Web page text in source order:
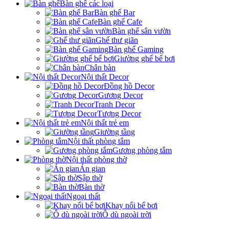
Bàn ghế các loại
Bàn ghế Bar
Bàn ghế Cafe
Bàn ghế sân vườn
Ghế thư giãn
Bàn ghế Gaming
Giường ghế bể bơi
Chân bàn
Nội thất Decor
Đồng hồ Decor
Gương Decor
Tranh Decor
Tượng Decor
Nội thất trẻ em
Giường tầng
Nội thất phòng tắm
Gương phòng tắm
Nội thất phòng thờ
Án gian
Sập thờ
Bàn thờ
Ngoại thất
Khay nổi bể bơi
Ô dù ngoài trời